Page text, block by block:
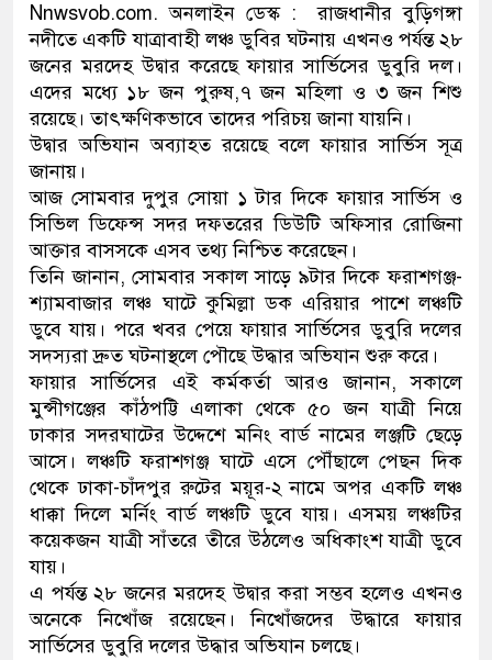
যে ভাবে ডেভিড ইমনের কাছে
‘আজহার খান’
অবৈধ বিদেশি পিস্তল,
জড়িত কিশোর গ্যাংয়ের চার শিশু
ডাকাতির প্রস্তুতিকালে
থানা পুলিশ
Nnwsvob.com. অনলাইন ডেস্ক : রাজধানীর বুড়িগঙ্গা
নদীতে একটি যাত্রাবাহী লঞ্চ ডুবির ঘটনায় এখনও পর্যন্ত ২৮
জনের মরদেহ উদ্বার করেছে ফায়ার সার্ভিসের ডুবুরি দল।
এদের মধ্যে ১৮ জন পুরুষ,৭ জন মহিলা ও ৩ জন শিশু
রয়েছে। তাৎক্ষণিকভাবে তাদের পরিচয় জানা যায়নি।
উদ্বার অভিযান অব্যাহত রয়েছে বলে ফায়ার সার্ভিস সূত্র
জানায়।
আজ সোমবার দুপুর সোয়া ১ টার দিকে ফায়ার সার্ভিস ও
সিভিল ডিফেন্স সদর দফতরের ডিউটি অফিসার রোজিনা
আক্তার বাসসকে এসব তথ্য নিশ্চিত করেছেন।
তিনি জানান, সোমবার সকাল সাড়ে ৯টার দিকে ফরাশগঞ্জ-
শ্যামবাজার লঞ্চ ঘাটে কুমিল্লা ডক এরিয়ার পাশে লঞ্চটি
ডুবে যায়। পরে খবর পেয়ে ফায়ার সার্ভিসের ডুবুরি দলের
সদস্যরা দ্রুত ঘটনাস্থলে পৌছে উদ্ধার অভিযান শুরু করে।
ফায়ার সার্ভিসের এই কর্মকর্তা আরও জানান, সকালে
মুন্সীগঞ্জের কাঁঠপট্টি এলাকা থেকে ৫০ জন যাত্রী নিয়ে
ঢাকার সদরঘাটের উদ্দেশে মনিং বার্ড নামের লঞ্জটি ছেড়ে
আসে। লঞ্চটি ফরাশগঞ্জ ঘাটে এসে পৌঁছালে পেছন দিক
থেকে ঢাকা-চাঁদপুর রুটের ময়ূর-২ নামে অপর একটি লঞ্চ
ধাক্কা দিলে মর্নিং বার্ড লঞ্চটি ডুবে যায়। এসময় লঞ্চটির
কয়েকজন যাত্রী সাঁতরে তীরে উঠলেও অধিকাংশ যাত্রী ডুবে
যায়।
এ পর্যন্ত ২৮ জনের মরদেহ উদ্বার করা সম্ভব হলেও এখনও
অনেকে নিখোঁজ রয়েছেন। নিখোঁজদের উদ্ধারে ফায়ার
সার্ভিসের ডুবুরি দলের উদ্ধার অভিযান চলছে।